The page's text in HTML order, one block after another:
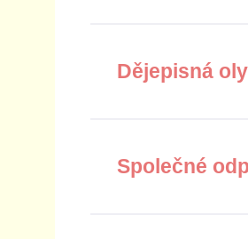
Dějepisná
Společné